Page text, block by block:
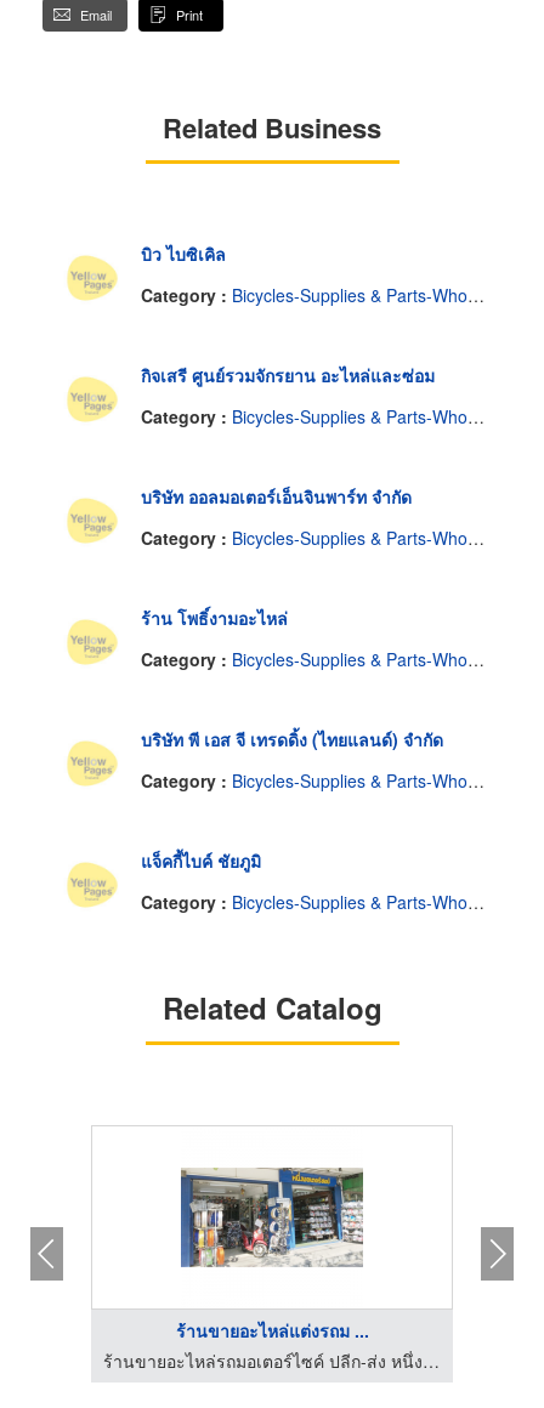
Email Print
Related Business
บิว ไบซิเคิล
Category : Bicycles-Supplies & Parts-Wholesale & Manufacturers
กิจเสรี ศูนย์รวมจักรยาน อะไหล่และซ่อม
Category : Bicycles-Supplies & Parts-Wholesale & Manufacturers
บริษัท ออลมอเตอร์เอ็นจินพาร์ท จำกัด
Category : Bicycles-Supplies & Parts-Wholesale & Manufacturers
ร้าน โพธิ์งามอะไหล่
Category : Bicycles-Supplies & Parts-Wholesale & Manufacturers
บริษัท พี เอส จี เทรดดิ้ง (ไทยแลนด์) จำกัด
Category : Bicycles-Supplies & Parts-Wholesale & Manufacturers
แจ็คกี้ไบค์ ชัยภูมิ
Category : Bicycles-Supplies & Parts-Wholesale & Manufacturers
Related Catalog
ร้านขายอะไหล่แต่งรถม ...
ร้านขายอะไหล่รถมอเตอร์ไซค์ ปลีก-ส่ง หนึ่งมอเตอร์ชอป (FirstMotorshop)